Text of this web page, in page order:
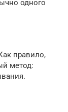
одного
правило,
метод: